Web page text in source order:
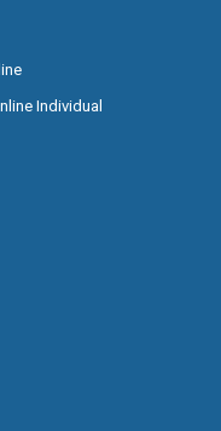
Individual